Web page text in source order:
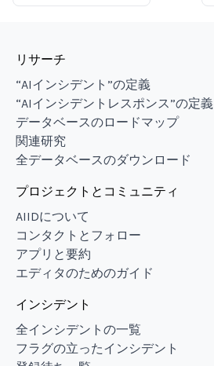
リサーチ
“AIインシデント”の定義
“AIインシデントレスポンス”の定義
データベースのロードマップ
関連研究
全データベースのダウンロード
プロジェクトとコミュニティ
AIIDについて
コンタクトとフォロー
アプリと要約
エディタのためのガイド
インシデント
全インシデントの一覧
フラグの立ったインシデント